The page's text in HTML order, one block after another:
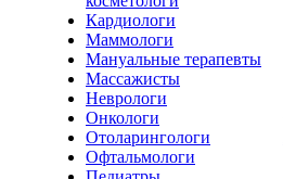
Кардиологи
Маммологи
Мануальные терапевты
Массажисты
Неврологи
Онкологи
Отоларингологи
Офтальмологи